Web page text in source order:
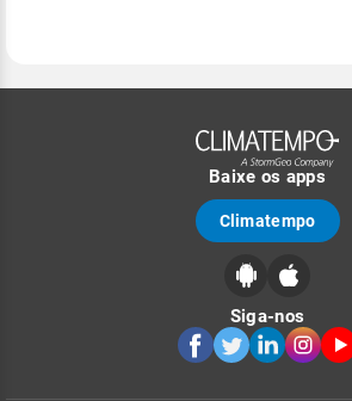
Baixe os apps
Climatempo
Siga-nos